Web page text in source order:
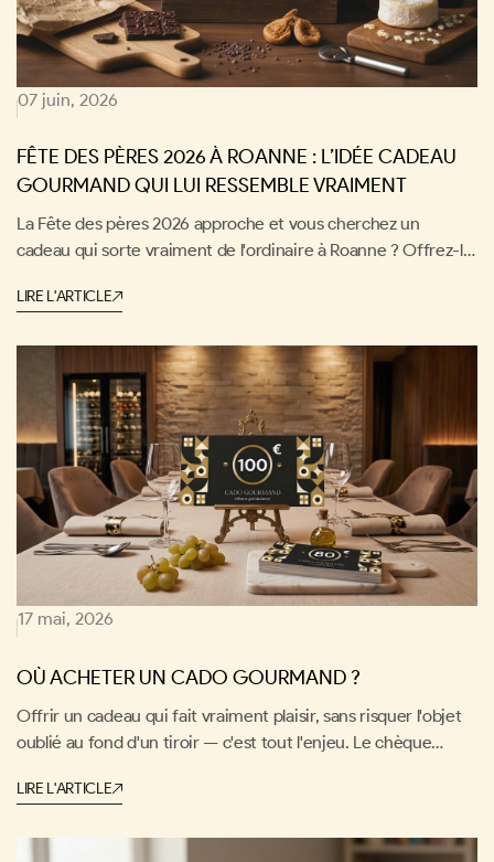
07 juin, 2026
FÊTE DES PÈRES 2026 À ROANNE : L’IDÉE CADEAU
GOURMAND QUI LUI RESSEMBLE VRAIMENT
La Fête des pères 2026 approche et vous cherchez un
cadeau qui sorte vraiment de l'ordinaire à Roanne ? Offrez-lui
savoureux, personnalisé et ancré dans les meilleures adresses
Cado Gourmand vous guide vers le cadeau idéal qui lui
ressemble vraiment !
LIRE L'ARTICLE
17 mai, 2026
OÙ ACHETER UN CADO GOURMAND ?
Offrir un cadeau qui fait vraiment plaisir, sans risquer l'objet
oublié au fond d'un tiroir — c'est tout l'enjeu. Le chèque
simple et efficace : offrir non pas un objet, mais une
riche en saveurs et en adresses d'exception, il laisse à vos
LIRE L'ARTICLE